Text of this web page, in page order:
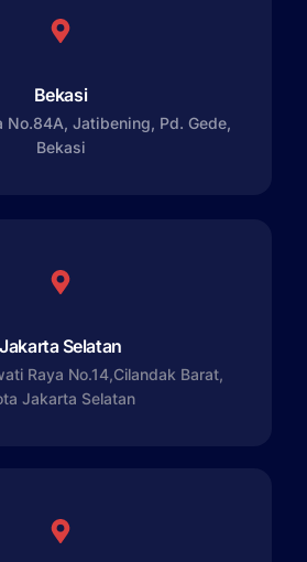
Bekasi
No.84A, Jatibening, Pd. Gede,
Bekasi
Jakarta Selatan
Raya No.14,Cilandak Barat,
Jakarta Selatan